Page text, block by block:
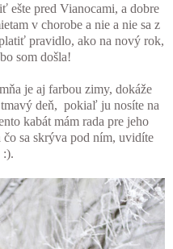
ešte pred Vianocami, a dobre
v chorobe a nie a nie sa z
pravidlo, ako na nový rok,
som došla!
je aj farbou zimy, dokáže
deň, pokiaľ ju nosíte na
kabát mám rada pre jeho
sa skrýva pod ním, uvidíte
:).